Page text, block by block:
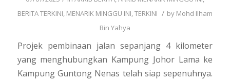
BERITA TERKINI, MENARIK MINGGU INI,TERKINI / by Mohd Ilham
Bin Yahya
Projek pembinaan jalan sepanjang 4 kilometer
yang menghubungkan Kampung Johor Lama ke
Kampung Guntong Nenas telah siap sepenuhnya.